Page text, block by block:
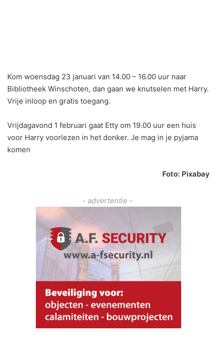
Kom woensdag 23 januari van 14.00 – 16.00 uur naar
Bibliotheek Winschoten, dan gaan we knutselen met Harry.
Vrije inloop en gratis toegang.
Vrijdagavond 1 februari gaat Etty om 19.00 uur een huis
voor Harry voorlezen in het donker. Je mag in je pyjama
komen
Foto: Pixabay
- advertentie -